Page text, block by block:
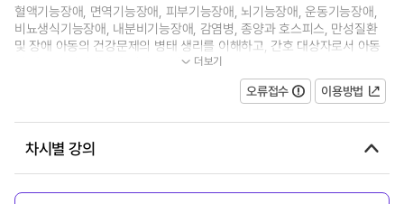
혈액기능장애, 면역기능장애, 피부기능장애, 뇌기능장애, 운동기능장애,
비뇨생식기능장애, 내분비기능장애, 감염병, 종양과 호스피스, 만성질환
및 장애 아동의 건강문제의 병태 생리를 이해하고, 간호 대상자로서 아동
과 가족의 질병예방과 건강증진을...더보기
오류접수 이용방법
차시별 강의